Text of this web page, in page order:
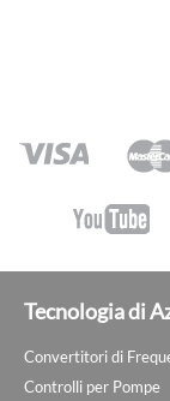
Tecnologia di
Convertitori di
Controlli per Pompe